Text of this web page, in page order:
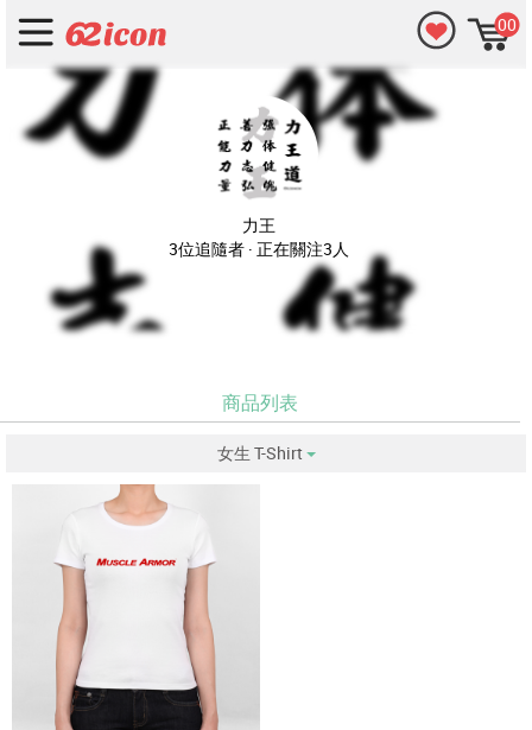
00
力王
3位追隨者 · 正在關注3人
商品列表
女生 T-Shirt